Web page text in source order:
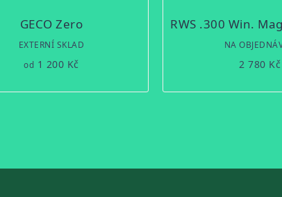
GECO Zero
EXTERNÍ SKLAD
od 1 200 Kč
NA
2 780 Kč